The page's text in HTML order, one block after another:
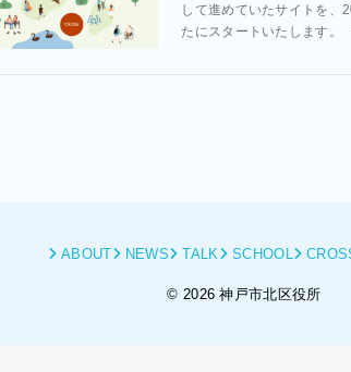
して進めていたサイトを、
たにスタートいたします。
ABOUT NEWS TALK SCHOOL
© 2026 神戸市北区役所